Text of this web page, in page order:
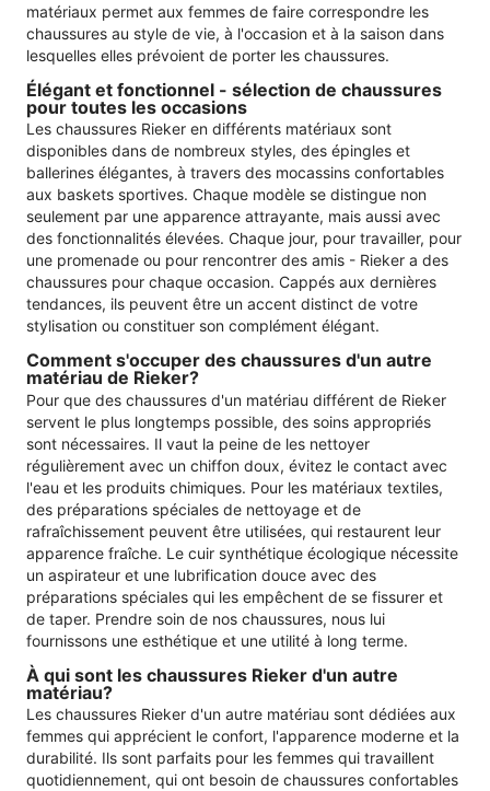
matériaux permet aux femmes de faire correspondre les
chaussures au style de vie, à l'occasion et à la saison dans
lesquelles elles prévoient de porter les chaussures.
Élégant et fonctionnel - sélection de chaussures
pour toutes les occasions
Les chaussures Rieker en différents matériaux sont
disponibles dans de nombreux styles, des épingles et
ballerines élégantes, à travers des mocassins confortables
aux baskets sportives. Chaque modèle se distingue non
seulement par une apparence attrayante, mais aussi avec
des fonctionnalités élevées. Chaque jour, pour travailler, pour
une promenade ou pour rencontrer des amis - Rieker a des
chaussures pour chaque occasion. Cappés aux dernières
tendances, ils peuvent être un accent distinct de votre
stylisation ou constituer son complément élégant.
Comment s'occuper des chaussures d'un autre
matériau de Rieker?
Pour que des chaussures d'un matériau différent de Rieker
servent le plus longtemps possible, des soins appropriés
sont nécessaires. Il vaut la peine de les nettoyer
régulièrement avec un chiffon doux, évitez le contact avec
l'eau et les produits chimiques. Pour les matériaux textiles,
des préparations spéciales de nettoyage et de
rafraîchissement peuvent être utilisées, qui restaurent leur
apparence fraîche. Le cuir synthétique écologique nécessite
un aspirateur et une lubrification douce avec des
préparations spéciales qui les empêchent de se fissurer et
de taper. Prendre soin de nos chaussures, nous lui
fournissons une esthétique et une utilité à long terme.
À qui sont les chaussures Rieker d'un autre
matériau?
Les chaussures Rieker d'un autre matériau sont dédiées aux
femmes qui apprécient le confort, l'apparence moderne et la
durabilité. Ils sont parfaits pour les femmes qui travaillent
quotidiennement, qui ont besoin de chaussures confortables